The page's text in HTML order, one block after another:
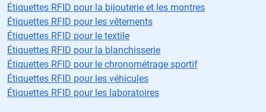
Étiquettes RFID pour la bijouterie et les montres
Étiquettes RFID pour les vêtements
Étiquettes RFID pour le textile
Étiquettes RFID pour la blanchisserie
Étiquettes RFID pour le chronométrage sportif
Étiquettes RFID pour les véhicules
Étiquettes RFID pour les laboratoires